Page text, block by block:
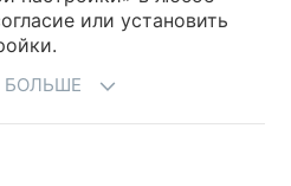
или установить
БОЛЬШЕ